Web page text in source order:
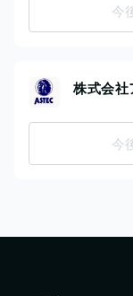
今
株式会社
今